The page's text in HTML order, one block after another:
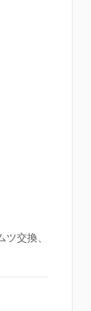
交換、